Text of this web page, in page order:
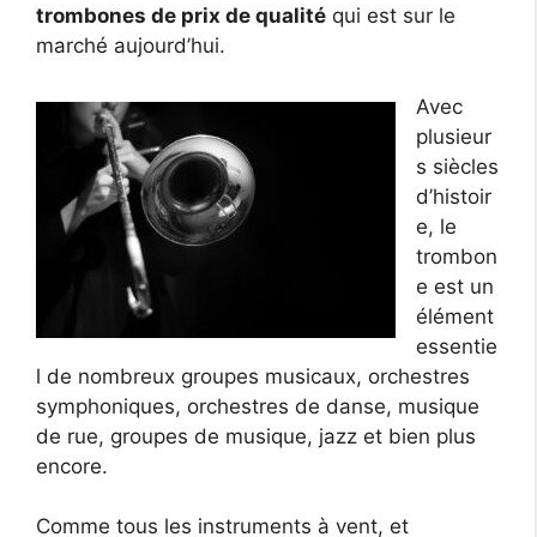
trombones de prix de qualité qui est sur le
marché aujourd’hui.
Avec
plusieur
s siècles
d’histoir
e, le
trombon
e est un
élément
essentie
l de nombreux groupes musicaux, orchestres
symphoniques, orchestres de danse, musique
de rue, groupes de musique, jazz et bien plus
encore.
Comme tous les instruments à vent, et